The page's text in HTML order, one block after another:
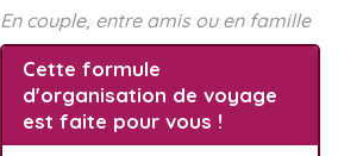
En couple, entre amis ou en famille
Cette formule
d'organisation de voyage
est faite pour vous !